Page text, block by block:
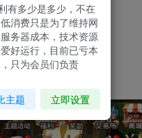
只开一区
有多少是多少，不在
消费只是为了维持网
务器成本，技术资源
好运行，目前已亏本
只为会员们负责
主题 立即设置